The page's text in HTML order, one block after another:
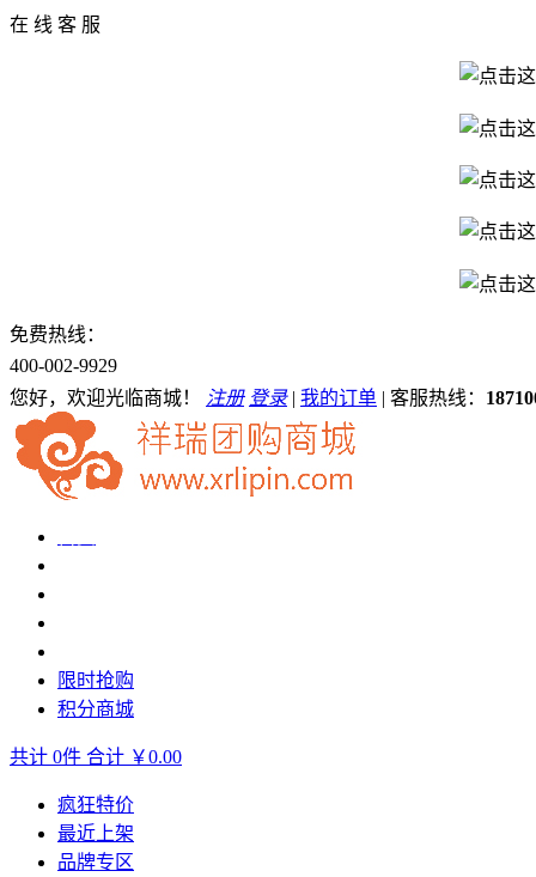
在 线 客 服
免费热线：
400-002-9929
您好，欢迎光临商城！
注册 登录 | 我的订单 | 客服热线：
限时抢购
积分商城
共计 0件 合计 ￥0.00
疯狂特价
最近上架
品牌专区